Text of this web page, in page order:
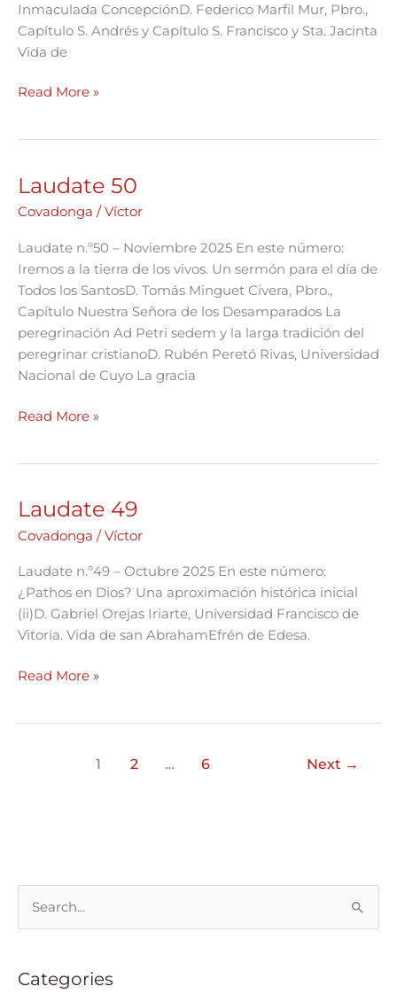
Inmaculada ConcepciónD. Federico Marfil Mur, Pbro.,
Capítulo S. Andrés y Capítulo S. Francisco y Sta. Jacinta
Vida de
Read More »
Laudate 50
Covadonga / Víctor
Laudate n.º50 – Noviembre 2025 En este número:
Iremos a la tierra de los vivos. Un sermón para el día de
Todos los SantosD. Tomás Minguet Civera, Pbro.,
Capítulo Nuestra Señora de los Desamparados La
peregrinación Ad Petri sedem y la larga tradición del
peregrinar cristianoD. Rubén Peretó Rivas, Universidad
Nacional de Cuyo La gracia
Laudate
50
Read More »
Laudate 49
Covadonga /Víctor
Laudate n.º49 – Octubre 2025 En este número:
¿Pathos en Dios? Una aproximación histórica inicial
(ii)D. Gabriel Orejas Iriarte, Universidad Francisco de
Vitoria. Vida de san AbrahamEfrén de Edesa.
Laudate
49
Read More »
1 2 … 6 Next →
r
Categories